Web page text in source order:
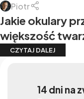
Piotr
Jakie okulary
większość
CZYTAJ DALEJ
14 dni na